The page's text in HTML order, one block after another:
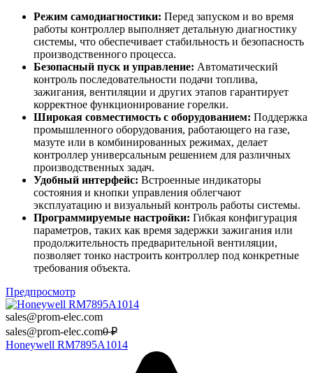
Режим самодиагностики: Перед запуском и во время
работы контроллер выполняет детальную диагностику
системы, что обеспечивает стабильность и безопасность
производственного процесса.
Безопасный пуск и управление: Автоматический
контроль последовательности подачи топлива,
зажигания, вентиляции и других этапов гарантирует
корректное функционирование горелки.
Широкая совместимость с оборудованием: Поддержка
промышленного оборудования, работающего на газе,
мазуте или в комбинированных режимах, делает
контроллер универсальным решением для различных
производственных задач.
Удобный интерфейс: Встроенные индикаторы
состояния и кнопки управления облегчают
эксплуатацию и визуальный контроль работы системы.
Программируемые настройки: Гибкая конфигурация
параметров, таких как время задержки зажигания или
продолжительность предварительной вентиляции,
позволяет тонко настроить контроллер под конкретные
требования объекта.
Предпросмотр
sales@prom-elec.com
sales@prom-elec.com0 ₽
Honeywell RM7895A1014